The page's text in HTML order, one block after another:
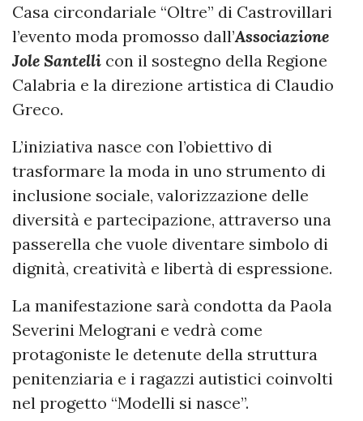
Casa circondariale “Oltre” di Castrovillari
l’evento moda promosso dall’Associazione
Jole Santelli con il sostegno della Regione
Calabria e la direzione artistica di Claudio
Greco.
L’iniziativa nasce con l’obiettivo di
trasformare la moda in uno strumento di
inclusione sociale, valorizzazione delle
diversità e partecipazione, attraverso una
passerella che vuole diventare simbolo di
dignità, creatività e libertà di espressione.
La manifestazione sarà condotta da Paola
Severini Melograni e vedrà come
protagoniste le detenute della struttura
penitenziaria e i ragazzi autistici coinvolti
nel progetto “Modelli si nasce”.